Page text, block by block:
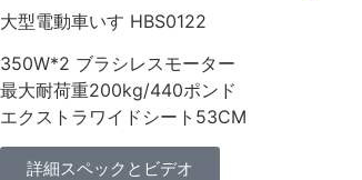
大型電動車いす HBS0122
350W*2 ブラシレスモーター
最大耐荷重200kg/440ポンド
エクストラワイドシート53CM
詳細スペックとビデオ